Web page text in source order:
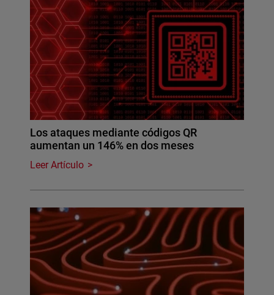
Los ataques mediante códigos QR
aumentan un 146% en dos meses
Leer Artículo